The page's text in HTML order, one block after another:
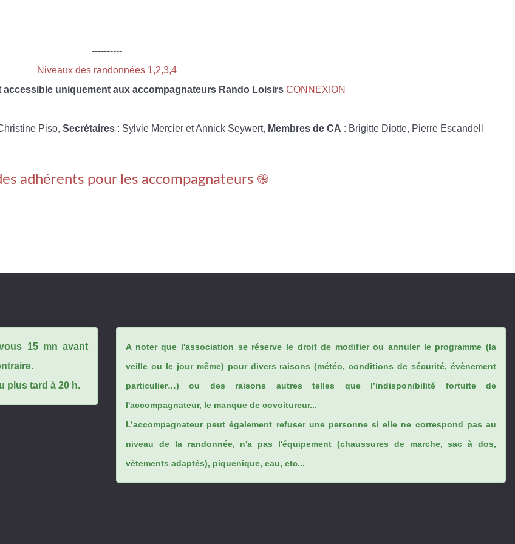
----------
Niveaux des randonnées 1,2,3,4
accessible uniquement aux accompagnateurs Rando Loisirs CONNEXION
Piso, Secrétaires : Sylvie Mercier et Annick Seywert, Membres de CA : Brigitte Diotte, Pierre Escandell
adhérents pour les accompagnateurs ֎
15 mn avant
plus tard à 20 h.
A noter que l'association se réserve le droit de modifier ou annuler le programme (la
veille ou le jour même) pour divers raisons (météo, conditions de sécurité, évènement
particulier…) ou des raisons autres telles que l’indisponibilité fortuite de
l'accompagnateur, le manque de covoitureur...
L’accompagnateur peut également refuser une personne si elle ne correspond pas au
niveau de la randonnée, n'a pas l'équipement (chaussures de marche, sac à dos,
vêtements adaptés), piquenique, eau, etc...